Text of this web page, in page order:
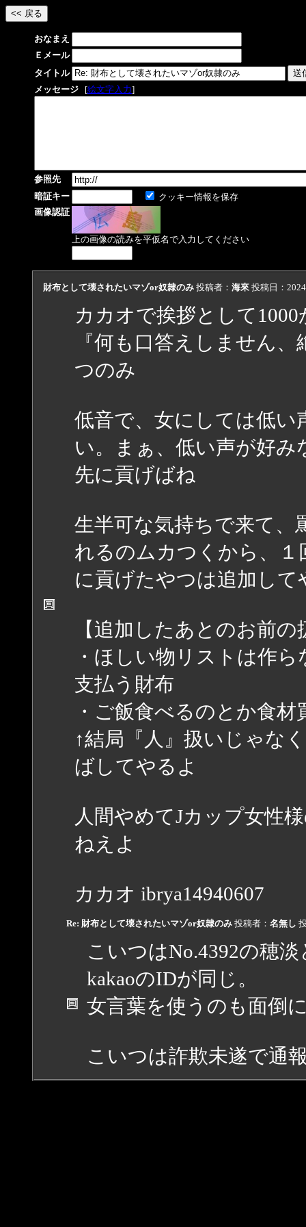
おなまえ
Ｅメール
タイトル
メッセージ
[絵文字入力]
参照先
暗証キー
クッキー情報を保存
画像認証
上の画像の読みを平仮名で入力してください
財布として壊されたいマゾor奴隷のみ 投稿者： 海來 投稿日：
カカオで挨拶として1000
『何も口答えしません
つのみ
低音で、女にしては低い
い。まぁ、低い声が好
先に貢げばね
生半可な気持ちで来て、
れるのムカつくから、１
に貢げたやつは追加して
【追加したあとのお前の
・ほしい物リストは作
支払う財布
・ご飯食べるのとか食
↑結局『人』扱いじゃな
ばしてやるよ
人間やめてJカップ女性
ねえよ
カカオ ibrya14940607
Re: 財布として壊されたいマゾor奴隷のみ 投稿者： 名無し
こいつはNo.4392の穂
kakaoのIDが同じ。
女言葉を使うのも面倒
こいつは詐欺未遂で通